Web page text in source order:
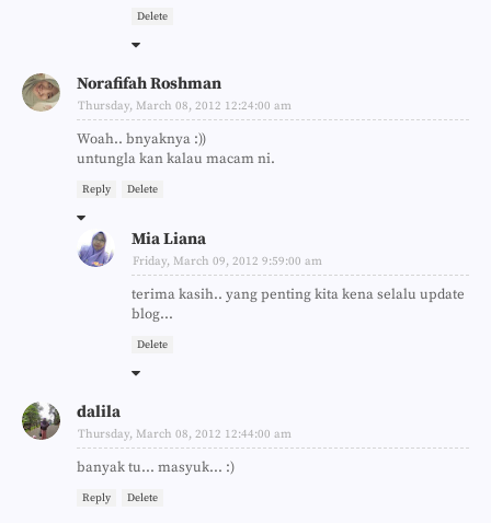
Delete
Norafifah Roshman
Thursday, March 08, 2012 12:24:00 am
Woah.. bnyaknya :))
untungla kan kalau macam ni.
Reply Delete
Mia Liana
Friday, March 09, 2012 9:59:00 am
terima kasih.. yang penting kita kena selalu update
blog...
Delete
dalila
Thursday, March 08, 2012 12:44:00 am
banyak tu... masyuk... :)
Reply Delete